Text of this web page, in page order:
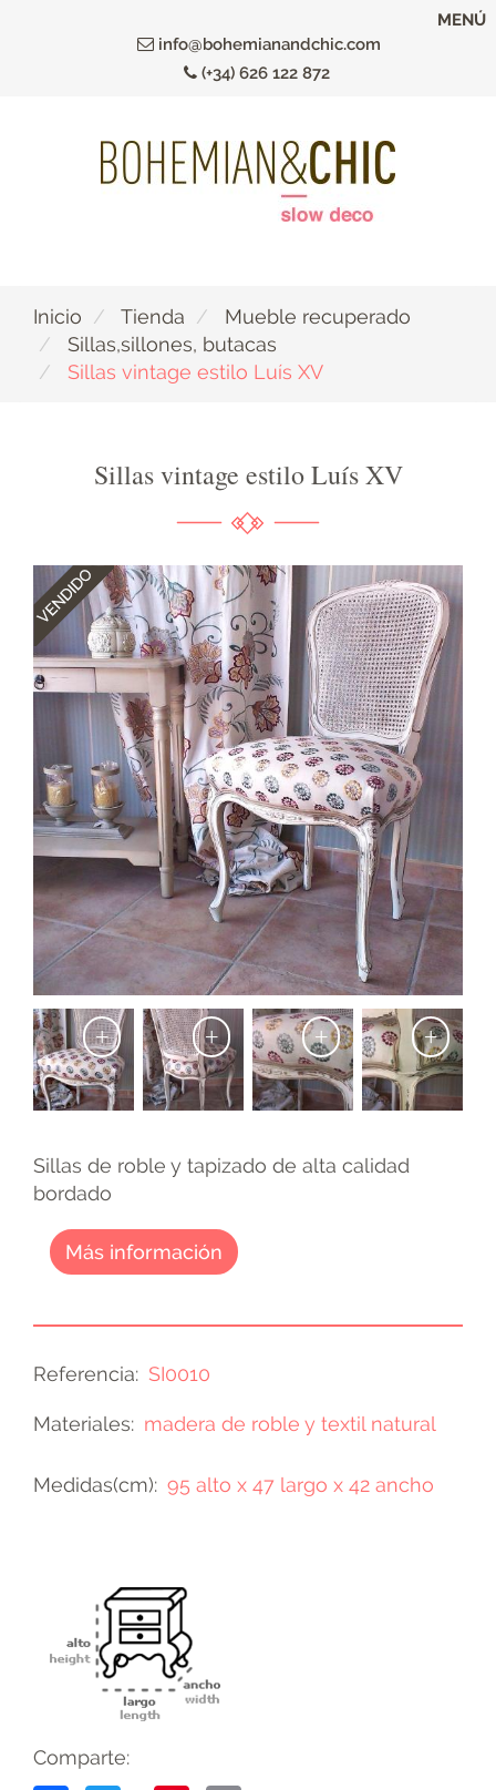
info@bohemianandchic.com
(+34) 626 122 872
MENÚ
Inicio Tienda
Mueble recuperado
Sillas,sillones, butacas
Sillas vintage estilo Luís XV
Sillas vintage estilo Luís XV
+ + + +
Sillas de roble y tapizado de alta calidad
bordado
Más información
Referencia SI0010
Materiales madera de roble y textil natural
Medidas(cm) 95 alto x 47 largo x 42 ancho
Comparte: